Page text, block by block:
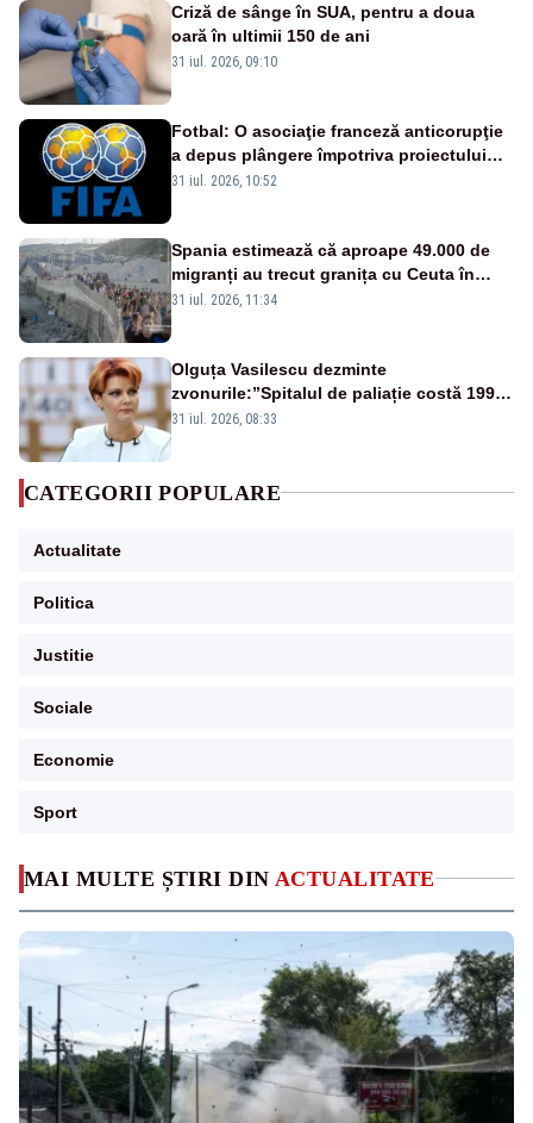
MAI MULTE ȘTIRI DIN ACTUALITATE
Criză de sânge în SUA, pentru a doua
oară în ultimii 150 de ani
31 iul. 2026, 09:10
Fotbal: O asociaţie franceză anticorupţie
a depus plângere împotriva proiectului
FIFA
31 iul. 2026, 10:52
Spania estimează că aproape 49.000 de
migranți au trecut granița cu Ceuta în
ultimele 24 de ore. Bilanțul morților a
31 iul. 2026, 11:34
Olguța Vasilescu dezminte
zvonurile:”Spitalul de paliație costă 199
de milioane de euro, nu 500 de milioane”
31 iul. 2026, 08:33
CATEGORII POPULARE
Actualitate
Politica
Justitie
Sociale
Economie
Sport